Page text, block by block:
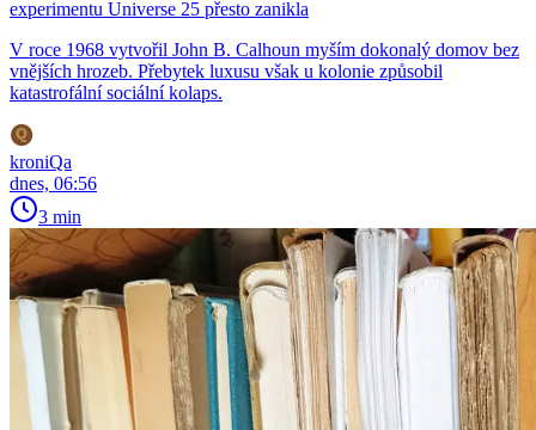
experimentu Universe 25 přesto zanikla
V roce 1968 vytvořil John B. Calhoun myším dokonalý domov bez
vnějších hrozeb. Přebytek luxusu však u kolonie způsobil
katastrofální sociální kolaps.
kroniQa
dnes, 06:56
3 min